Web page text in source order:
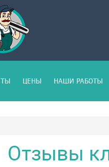
ЦЕНЫ НАШИ РАБОТЫ
Отзывы